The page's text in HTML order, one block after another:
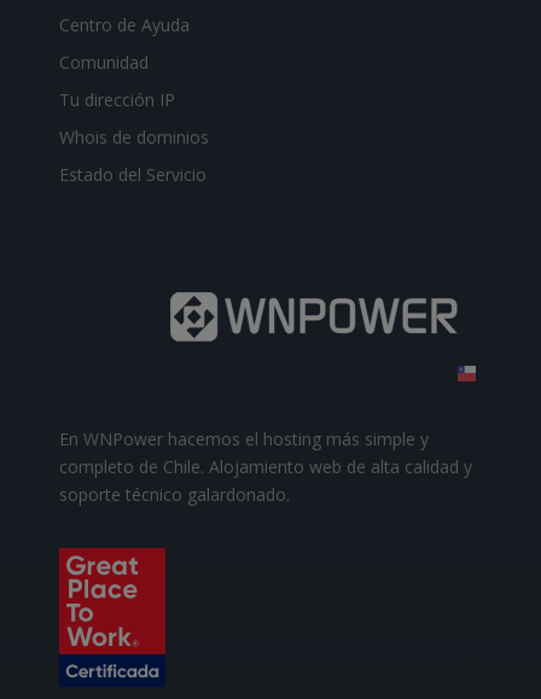
Centro de Ayuda
Comunidad
Tu dirección IP
Whois de dominios
Estado del Servicio
En WNPower hacemos el hosting más simple y
completo de Chile. Alojamiento web de alta calidad y
soporte técnico galardonado.